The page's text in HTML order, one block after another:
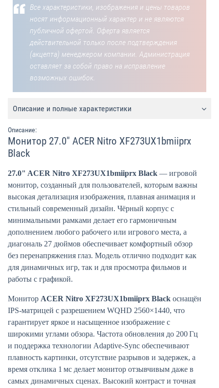
Все характеристики, изображения и цены товаров
носят информационный характер и не являются
публичной офертой. Оферта является
действительной только после подтверждения
(акцепта) менеджером компании. Администрация
оставляет за собой право на исправление
возможных ошибок.
Описание и полные характеристики
Описание:
Монитор 27.0" ACER Nitro XF273UX1bmiiprx
Black
27.0" ACER Nitro XF273UX1bmiiprx Black — игровой
монитор, созданный для пользователей, которым важны
высокая детализация изображения, плавная анимация и
стильный современный дизайн. Чёрный корпус с
минимальными рамками делает его гармоничным
дополнением любого рабочего или игрового места, а
диагональ 27 дюймов обеспечивает комфортный обзор
без перенапряжения глаз. Модель отлично подходит как
для динамичных игр, так и для просмотра фильмов и
работы с графикой.
Монитор ACER Nitro XF273UX1bmiiprx Black оснащён
IPS-матрицей с разрешением WQHD 2560×1440, что
гарантирует яркое и насыщенное изображение с
широкими углами обзора. Частота обновления до 200 Гц
и поддержка технологии Adaptive-Sync обеспечивают
плавность картинки, отсутствие разрывов и задержек, а
время отклика 1 мс делает монитор отзывчивым даже в
самых динамичных сценах. Высокий контраст и точная